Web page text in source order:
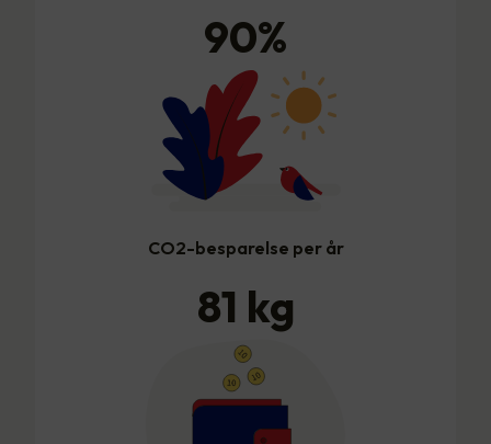
90%
CO2-besparelse per år
81 kg